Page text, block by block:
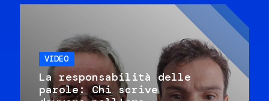
VIDEO
La responsabilità delle
parole: Chi scrive